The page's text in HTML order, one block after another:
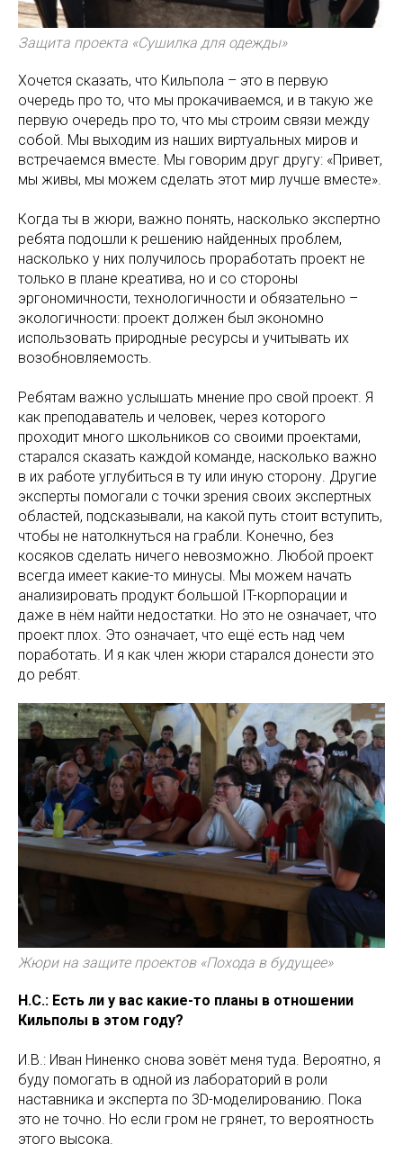
Защита проекта «Сушилка для одежды»
Хочется сказать, что Кильпола – это в первую
очередь про то, что мы прокачиваемся, и в такую же
первую очередь про то, что мы строим связи между
собой. Мы выходим из наших виртуальных миров и
встречаемся вместе. Мы говорим друг другу: «Привет,
мы живы, мы можем сделать этот мир лучше вместе».
Когда ты в жюри, важно понять, насколько экспертно
ребята подошли к решению найденных проблем,
насколько у них получилось проработать проект не
только в плане креатива, но и со стороны
эргономичности, технологичности и обязательно –
экологичности: проект должен был экономно
использовать природные ресурсы и учитывать их
возобновляемость.
Ребятам важно услышать мнение про свой проект. Я
как преподаватель и человек, через которого
проходит много школьников со своими проектами,
старался сказать каждой команде, насколько важно
в их работе углубиться в ту или иную сторону. Другие
эксперты помогали с точки зрения своих экспертных
областей, подсказывали, на какой путь стоит вступить,
чтобы не натолкнуться на грабли. Конечно, без
косяков сделать ничего невозможно. Любой проект
всегда имеет какие-то минусы. Мы можем начать
анализировать продукт большой IT-корпорации и
даже в нём найти недостатки. Но это не означает, что
проект плох. Это означает, что ещё есть над чем
поработать. И я как член жюри старался донести это
до ребят.
Жюри на защите проектов «Похода в будущее»
Н.С.: Есть ли у вас какие-то планы в отношении
Кильполы в этом году?
И.В.: Иван Ниненко снова зовёт меня туда. Вероятно, я
буду помогать в одной из лабораторий в роли
наставника и эксперта по 3D-моделированию. Пока
это не точно. Но если гром не грянет, то вероятность
этого высока.